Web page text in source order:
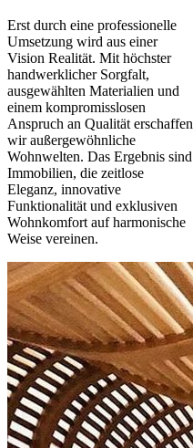
Erst durch eine professionelle
Umsetzung wird aus einer
Vision Realität. Mit höchster
handwerklicher Sorgfalt,
ausgewählten Materialien und
einem kompromisslosen
Anspruch an Qualität erschaffen
wir außergewöhnliche
Wohnwelten. Das Ergebnis sind
Immobilien, die zeitlose
Eleganz, innovative
Funktionalität und exklusiven
Wohnkomfort auf harmonische
Weise vereinen.